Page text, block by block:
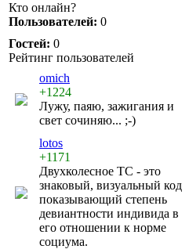
Кто онлайн?
Пользователей: 0
Гостей: 0
Рейтинг пользователей
omich
+1224
Лужу, паяю, зажигания и
свет сочиняю... ;-)
lotos
+1171
Двухколесное ТС - это
знаковый, визуальный код
показывающий степень
девиантности индивида в
его отношении к норме
социума.